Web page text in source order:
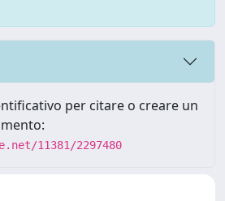
per citare o creare un
11381/2297480